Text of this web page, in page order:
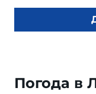
Погода в